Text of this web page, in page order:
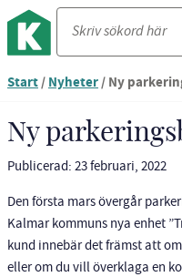
Du
nu
vid
innehållet
Start/Nyheter/Ny
Ny
Publicerad: 23 februari, 2022
Den första mars övergår
Kalmar kommuns nya enhet
kund innebär det främst att
eller om du vill överklaga en